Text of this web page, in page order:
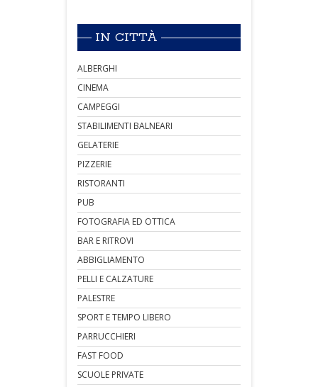
IN CITTÀ
ALBERGHI
CINEMA
CAMPEGGI
STABILIMENTI BALNEARI
GELATERIE
PIZZERIE
RISTORANTI
PUB
FOTOGRAFIA ED OTTICA
BAR E RITROVI
ABBIGLIAMENTO
PELLI E CALZATURE
PALESTRE
SPORT E TEMPO LIBERO
PARRUCCHIERI
FAST FOOD
SCUOLE PRIVATE